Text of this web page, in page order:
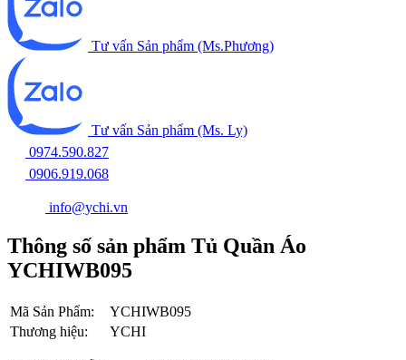
Tư vấn Sản phẩm (Ms.Phương)
Tư vấn Sản phẩm (Ms. Ly)
0974.590.827
0906.919.068
info@ychi.vn
Thông số sản phẩm Tủ Quần Áo
YCHIWB095
Mã Sản Phẩm:
YCHIWB095
Thương hiệu:
YCHI